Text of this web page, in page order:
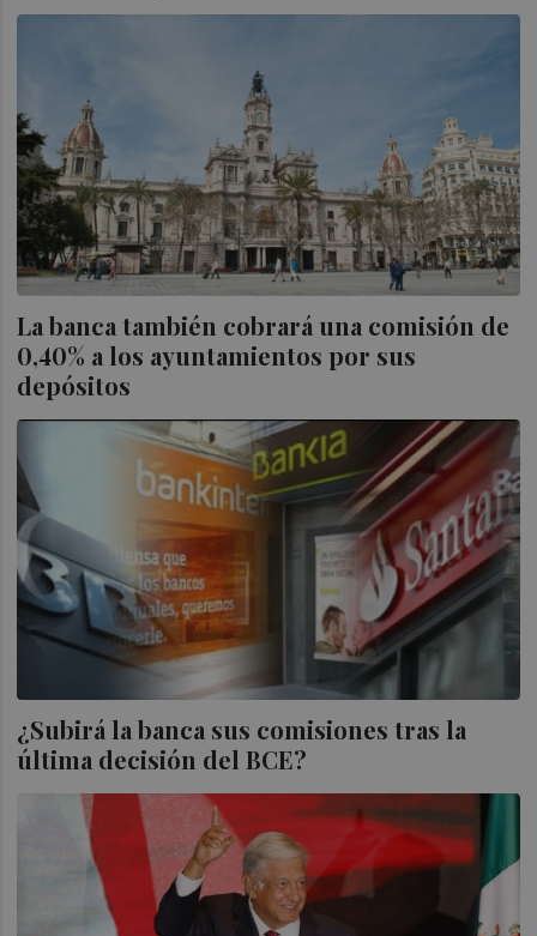
La banca también cobrará una comisión de
0,40% a los ayuntamientos por sus
depósitos
¿Subirá la banca sus comisiones tras la
última decisión del BCE?